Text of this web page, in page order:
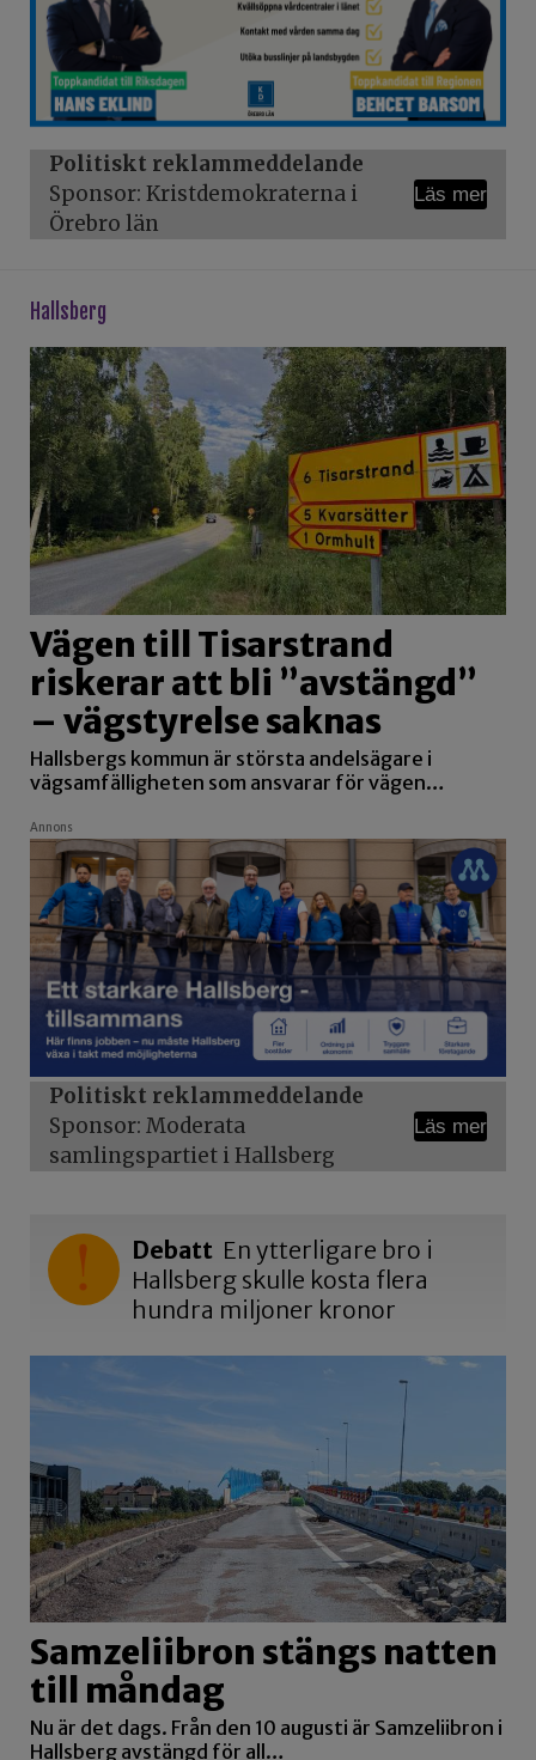
Politiskt reklammeddelande
Sponsor: Kristdemokraterna i
Örebro län
Läs mer
hallsberg
Vägen till Tisarstrand
riskerar att bli ”avstängd”
– vägstyrelse saknas
Hallsbergs kommun är största andelsägare i
vägsamfälligheten som ansvarar för vägen…
Annons
Politiskt reklammeddelande
Sponsor: Moderata
samlingspartiet i Hallsberg
Läs mer
Debatt En ytterligare bro i
Hallsberg skulle kosta flera
hundra miljoner kronor
Samzeliibron stängs natten
till måndag
Nu är det dags. Från den 10 augusti är Samzeliibron i
Hallsberg avstängd för all…